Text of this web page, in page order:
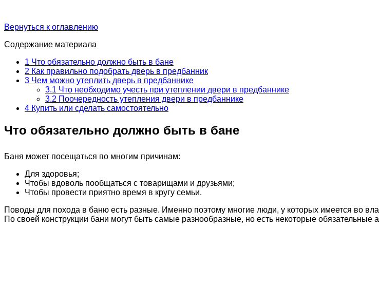
Вернуться к оглавлению
Содержание материала
1 Что обязательно должно быть в бане
2 Как правильно подобрать дверь в предбанник
3 Чем можно утеплить дверь в предбаннике
3.1 Что необходимо учесть при утеплении двери в предбаннике
3.2 Поочередность утепления двери в предбаннике
4 Купить или сделать самостоятельно
Что обязательно должно быть в бане
Баня может посещаться по многим причинам:
Для здоровья;
Чтобы вдоволь пообщаться с товарищами и друзьями;
Чтобы провести приятно время в кругу семьи.
Поводы для похода в баню есть разные. Именно поэтому многие люди, у которых имеется во
По своей конструкции бани могут быть самые разнообразные, но есть некоторые обязательные